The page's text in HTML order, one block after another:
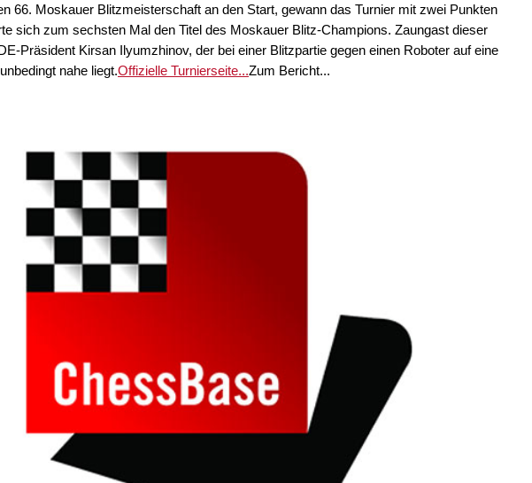
66. Moskauer Blitzmeisterschaft an den Start, gewann das Turnier mit zwei Punkten
sich zum sechsten Mal den Titel des Moskauer Blitz-Champions. Zaungast dieser
Präsident Kirsan Ilyumzhinov, der bei einer Blitzpartie gegen einen Roboter auf eine
nahe liegt.Offizielle Turnierseite...Zum Bericht...